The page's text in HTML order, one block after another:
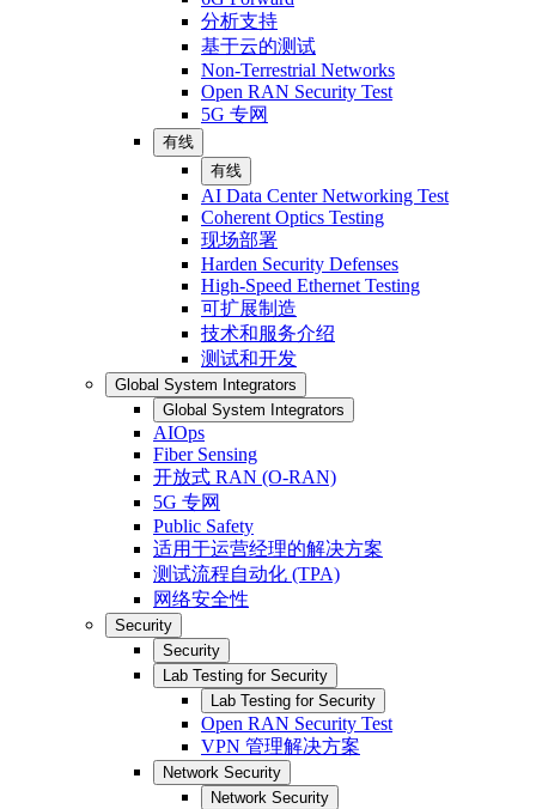
分析支持
基于云的测试
Non-Terrestrial Networks
Open RAN Security Test
5G 专网
有线
有线
AI Data Center Networking Test
Coherent Optics Testing
现场部署
Harden Security Defenses
High-Speed Ethernet Testing
可扩展制造
技术和服务介绍
测试和开发
Global System Integrators
Global System Integrators
AIOps
Fiber Sensing
开放式 RAN (O-RAN)
5G 专网
Public Safety
适用于运营经理的解决方案
测试流程自动化 (TPA)
网络安全性
Security
Security
Lab Testing for Security
Lab Testing for Security
Open RAN Security Test
VPN 管理解决方案
Network Security
Network Security